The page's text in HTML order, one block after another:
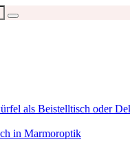
als Beistelltisch oder
in Marmoroptik
thanks